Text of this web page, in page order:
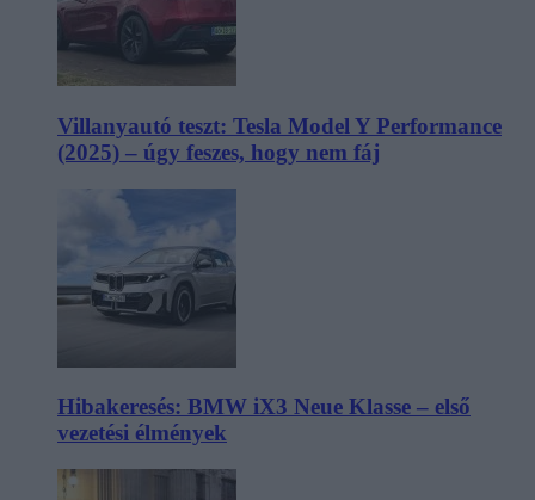
Villanyautó teszt: Tesla Model Y Performance
(2025) – úgy feszes, hogy nem fáj
Hibakeresés: BMW iX3 Neue Klasse – első
vezetési élmények